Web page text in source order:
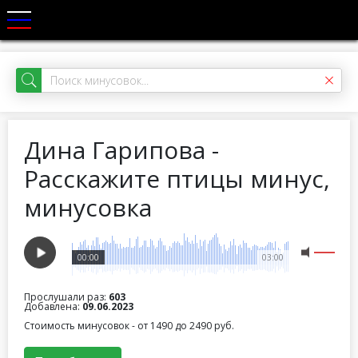
Дина Гарипова -
Расскажите птицы минус,
минусовка
03:00
00:00
Прослушали раз: 603
Добавлена: 09.06.2023
Стоимость минусовок - от 1490 до 2490 руб.